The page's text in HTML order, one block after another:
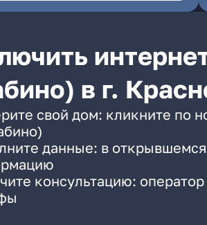
в г.
свой дом: кликните по
данные: в
консультацию: